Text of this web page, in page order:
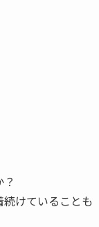
けていることも